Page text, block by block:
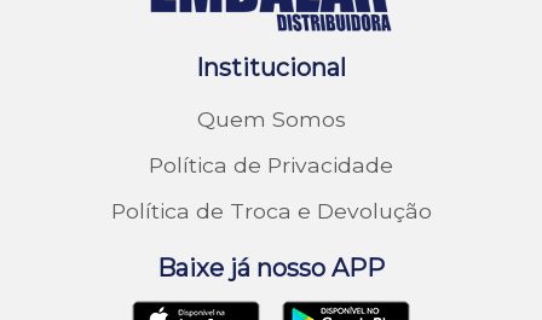
Institucional
Quem Somos
Política de Privacidade
Política de Troca e Devolução
Baixe já nosso APP